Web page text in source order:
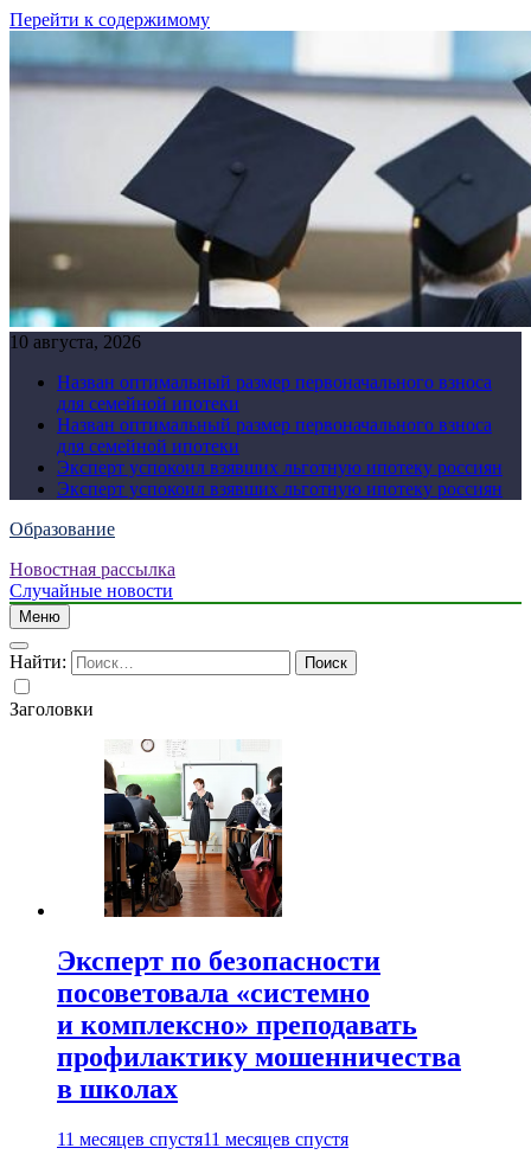
Перейти к содержимому
10 августа, 2026
Назван оптимальный размер первоначального взноса
для семейной ипотеки
Назван оптимальный размер первоначального взноса
для семейной ипотеки
Эксперт успокоил взявших льготную ипотеку россиян
Эксперт успокоил взявших льготную ипотеку россиян
Образование
Новостная рассылка
Случайные новости
Меню
Найти:
Заголовки
Эксперт по безопасности
посоветовала «системно
и комплексно» преподавать
профилактику мошенничества
в школах
11 месяцев спустя11 месяцев спустя